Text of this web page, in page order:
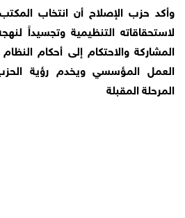
وأكد حزب الإصلاح أن انتخاب
لاستحقاقاته التنظيمية وتجسيداً
المشاركة والاحتكام إلى أحكام
العمل المؤسسي ويخدم رؤية
المرحلة المقبلة